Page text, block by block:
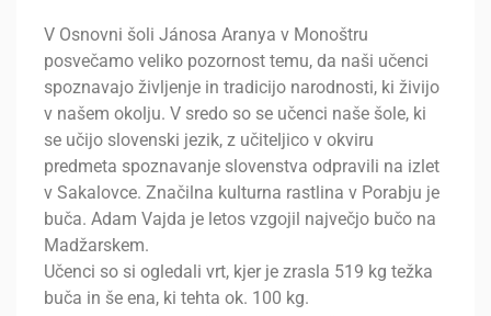
V Osnovni šoli Jánosa Aranya v Monoštru
posvečamo veliko pozornost temu, da naši učenci
spoznavajo življenje in tradicijo narodnosti, ki živijo
v našem okolju. V sredo so se učenci naše šole, ki
se učijo slovenski jezik, z učiteljico v okviru
predmeta spoznavanje slovenstva odpravili na izlet
v Sakalovce. Značilna kulturna rastlina v Porabju je
buča. Adam Vajda je letos vzgojil največjo bučo na
Madžarskem.
Učenci so si ogledali vrt, kjer je zrasla 519 kg težka
buča in še ena, ki tehta ok. 100 kg.